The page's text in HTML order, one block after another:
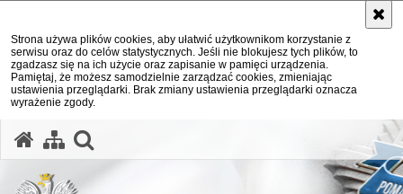
Strona używa plików cookies, aby ułatwić użytkownikom korzystanie z
serwisu oraz do celów statystycznych. Jeśli nie blokujesz tych plików, to
zgadzasz się na ich użycie oraz zapisanie w pamięci urządzenia.
Pamiętaj, że możesz samodzielnie zarządzać cookies, zmieniając
ustawienia przeglądarki. Brak zmiany ustawienia przeglądarki oznacza
wyrażenie zgody.